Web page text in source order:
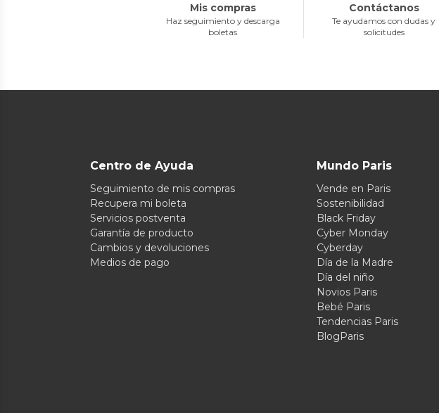
Mis compras
Haz seguimiento y descarga
boletas
Contáctanos
Te ayudamos con dudas y
solicitudes
Centro de Ayuda
Seguimiento de mis compras
Recupera mi boleta
Servicios postventa
Garantía de producto
Cambios y devoluciones
Medios de pago
Mundo Paris
Vende en Paris
Sostenibilidad
Black Friday
Cyber Monday
Cyberday
Día de la Madre
Día del niño
Novios Paris
Bebé Paris
Tendencias Paris
BlogParis